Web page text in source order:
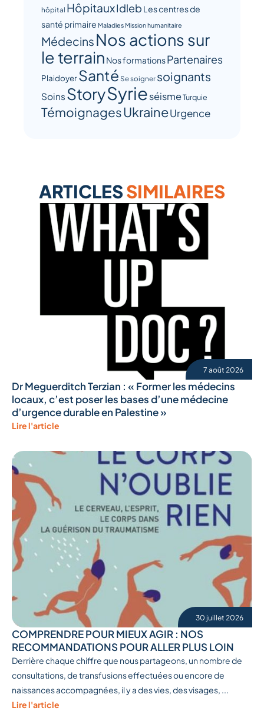
hôpital HôpitauxIdleb Les centres de
santé primaire Maladies Mission humanitaire
Médecins Nos actions sur
le terrain Nos formationsPartenaires
PlaidoyerSanté Se soigner soignants
Soins StorySyrieséismeTurquie
TémoignagesUkraineUrgence
ARTICLESSIMILAIRES
7 août 2026
Dr Meguerditch Terzian : « Former les médecins
locaux, c’est poser les bases d’une médecine
d’urgence durable en Palestine »
Lire l'article
30 juillet 2026
COMPRENDRE POUR MIEUX AGIR : NOS
RECOMMANDATIONS POUR ALLER PLUS LOIN
Derrière chaque chiffre que nous partageons, un nombre de
consultations, de transfusions effectuées ou encore de
naissances accompagnées, il y a des vies, des visages, ...
Lire l'article